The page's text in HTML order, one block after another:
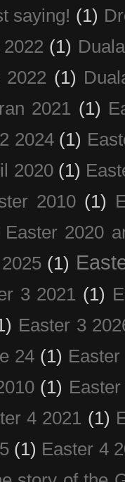
saying! (1)
(1)
2022 (1)
2021
(1)
2024 (1)
2020 (1)
2010 (1)
Easter 2020
(1)
3 2021 (1)
Easter 3
24 (1)
(1)
4 2021 (1)
(1) Easter 4